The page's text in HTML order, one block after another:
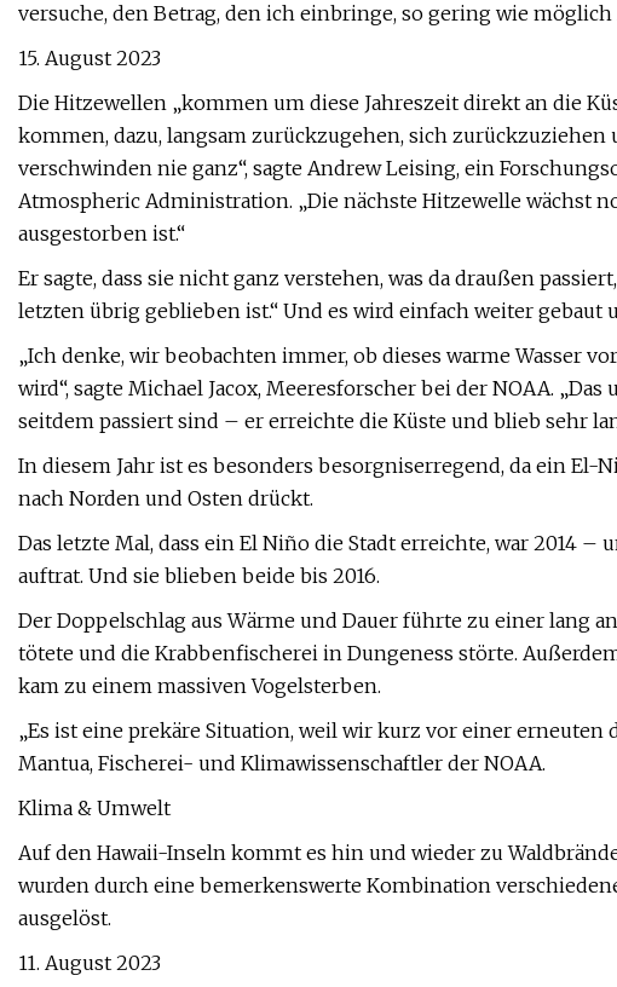
versuche, den Betrag, den ich einbringe, so gering wie
15. August 2023
Die Hitzewellen „kommen um diese Jahreszeit direkt an die
kommen, dazu, langsam zurückzugehen, sich zurückzuziehen
verschwinden nie ganz“, sagte Andrew Leising, ein
Atmospheric Administration. „Die nächste Hitzewelle wächst
ausgestorben ist.“
Er sagte, dass sie nicht ganz verstehen, was da draußen
letzten übrig geblieben ist.“ Und es wird einfach weiter gebaut
„Ich denke, wir beobachten immer, ob dieses warme Wasser
wird“, sagte Michael Jacox, Meeresforscher bei der NOAA.
seitdem passiert sind – er erreichte die Küste und blieb sehr
In diesem Jahr ist es besonders besorgniserregend, da ein El-
nach Norden und Osten drückt.
Das letzte Mal, dass ein El Niño die Stadt erreichte, war 2014
auftrat. Und sie blieben beide bis 2016.
Der Doppelschlag aus Wärme und Dauer führte zu einer lang
tötete und die Krabbenfischerei in Dungeness störte.
kam zu einem massiven Vogelsterben.
„Es ist eine prekäre Situation, weil wir kurz vor einer erneuten
Mantua, Fischerei- und Klimawissenschaftler der NOAA.
Klima & Umwelt
Auf den Hawaii-Inseln kommt es hin und wieder zu
wurden durch eine bemerkenswerte Kombination
ausgelöst.
11. August 2023